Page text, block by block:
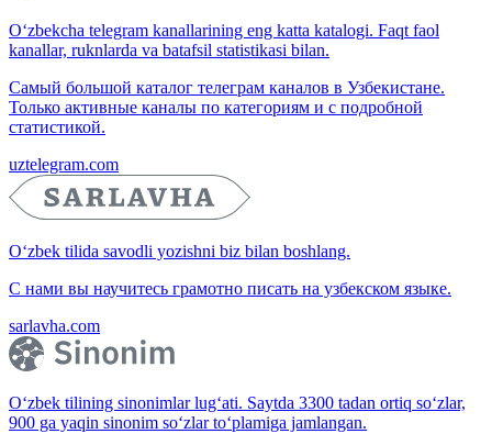
O‘zbekcha telegram kanallarining eng katta katalogi. Faqt faol
kanallar, ruknlarda va batafsil statistikasi bilan.
Самый большой каталог телеграм каналов в Узбекистане.
Только активные каналы по категориям и с подробной
статистикой.
uztelegram.com
O‘zbek tilida savodli yozishni biz bilan boshlang.
С нами вы научитесь грамотно писать на узбекском языке.
sarlavha.com
O‘zbek tilining sinonimlar lug‘ati. Saytda 3300 tadan ortiq so‘zlar,
900 ga yaqin sinonim so‘zlar to‘plamiga jamlangan.